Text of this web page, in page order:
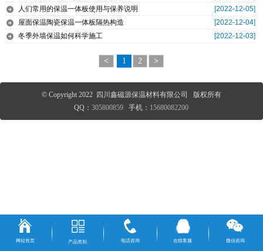
[2022-12-05]
人们常用的保温一体板使用与保养说明
[2022-12-04]
屋面保温陶瓷保温一体板隔热构造
[2022-12-03]
冬季外墙保温如何科学施工
< 1 2 >
© Copyright 2022 四川鑫磁源保温材料有限公司 版权所有
QQ：305800859 手机： 15680082200
网站首页 产品类别 电话咨询 在线客服 微信咨询